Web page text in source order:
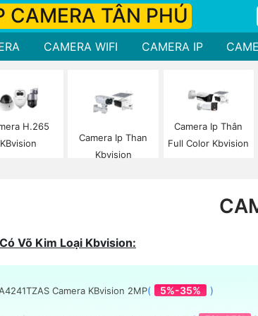
CAMERA TÂN PHÚ
CAMERA WIFI CAMERA IP
H.265
KBvision
Camera Ip Than
Kbvision
Camera Ip Thân
Full Color Kbvision
Võ Kim Loại Kbvision:
Camera KBvision 2MP( 5%-35% )